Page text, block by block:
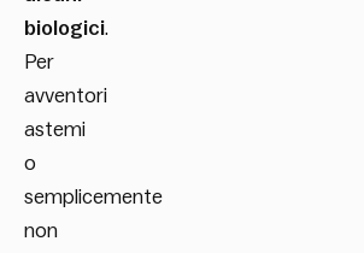
biologici.
Per
avventori
astemi
o
semplicemente
non